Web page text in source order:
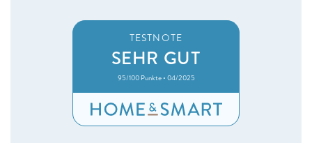
TESTNOTE
SEHR GUT
95/100 Punkte • 04/2025